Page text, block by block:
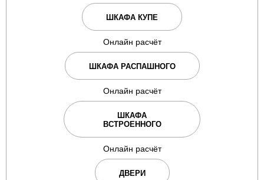
ШКАФА КУПЕ
Онлайн расчёт
ШКАФА РАСПАШНОГО
Онлайн расчёт
ШКАФА
ВСТРОЕННОГО
Онлайн расчёт
ДВЕРИ